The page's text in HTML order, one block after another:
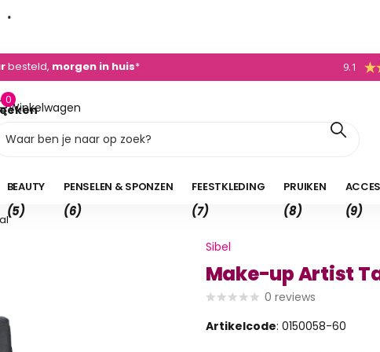
- 450 882
+31 (0)495 - 450 882 9.1
Winkelwagen
0
0,00
BEAUTY
(5)
PENSELEN & SPONZEN
(6)
FEESTKLEDING
(7)
PRUIKEN
(8) (9)
Sibel
Make-up Artist
0 reviews
Artikelcode: 0150058-60